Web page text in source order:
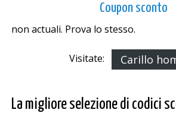
Coupon sconto
non actuali. Prova lo stesso.
Visitate: Carillo
La migliore selezione di codici